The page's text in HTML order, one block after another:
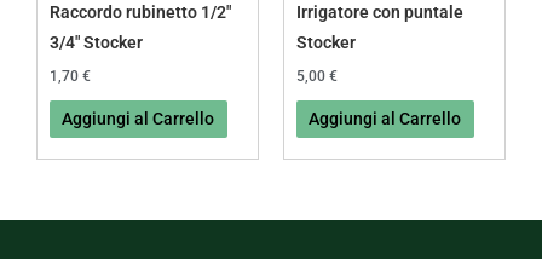
Raccordo rubinetto 1/2″
3/4″ Stocker
1,70 €
Aggiungi al Carrello
Irrigatore con puntale
Stocker
5,00 €
Aggiungi al Carrello